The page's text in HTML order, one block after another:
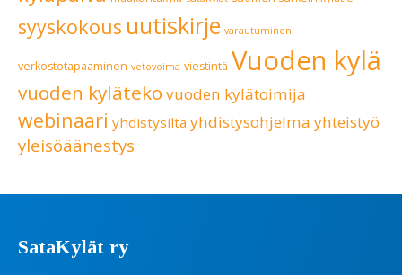
syyskokous uutiskirje varautuminen
verkostotapaaminen vetovoima viestintä Vuoden kylä
vuoden kyläteko vuoden kylätoimija
webinaari yhdistysilta yhdistysohjelma yhteistyö
yleisöäänestys
SataKylät ry